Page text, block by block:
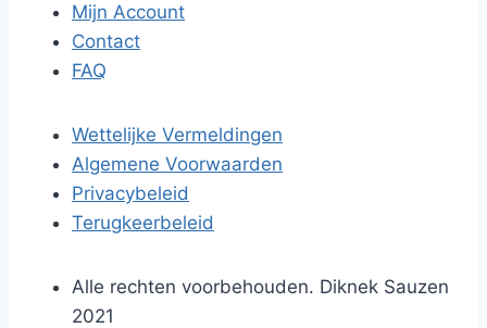
Mijn Account
Contact
FAQ
Wettelijke Vermeldingen
Algemene Voorwaarden
Privacybeleid
Terugkeerbeleid
Alle rechten voorbehouden. Diknek Sauzen
2021